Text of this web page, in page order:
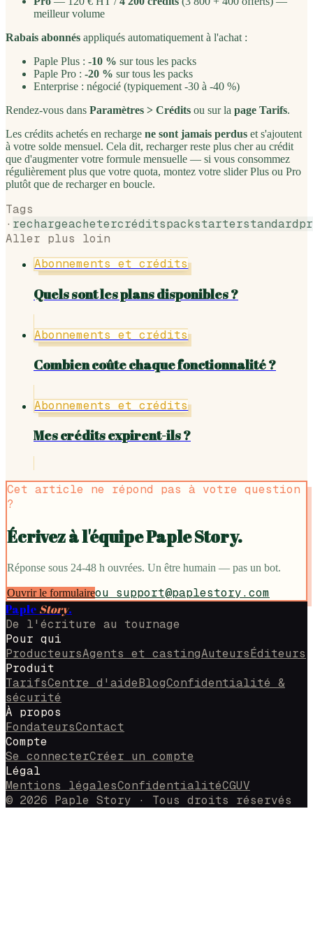
meilleur volume
Rabais abonnés appliqués automatiquement à l'achat :
Paple Plus : -10 % sur tous les packs
Paple Pro : -20 % sur tous les packs
Enterprise : négocié (typiquement -30 à -40 %)
Rendez-vous dans Paramètres > Crédits ou sur la page Tarifs.
Les crédits achetés en recharge ne sont jamais perdus et s'ajoutent
à votre solde mensuel. Cela dit, recharger reste plus cher au crédit
que d'augmenter votre formule mensuelle — si vous consommez
régulièrement plus que votre quota, montez votre slider Plus ou Pro
plutôt que de recharger en boucle.
Tags
· rechargeachetercréditspackstarterstandard
Aller plus loin
Abonnements et crédits
Quels sont les plans disponibles ?
Abonnements et crédits
Combien coûte chaque fonctionnalité ?
Abonnements et crédits
Mes crédits expirent-ils ?
Cet article ne répond pas à votre question
?
Écrivez à l'équipe Paple Story.
Réponse sous 24-48 h ouvrées. Un être humain — pas un bot.
Ouvrir le formulaireou support@paplestory.com
Paple Story.
De l'écriture au tournage
Pour qui
ProducteursAgents et castingAuteursÉditeurs
Produit
TarifsCentre d'aideBlogConfidentialité &
sécurité
À propos
FondateursContact
Compte
Se connecterCréer un compte
Légal
Mentions légalesConfidentialitéCGUV
© 2026 Paple Story · Tous droits réservés